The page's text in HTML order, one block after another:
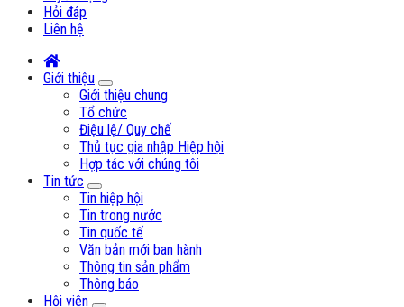
Hỏi đáp
Liên hệ
Giới thiệu
Giới thiệu chung
Tổ chức
Điệu lệ/ Quy chế
Thủ tục gia nhập Hiệp hội
Hợp tác với chúng tôi
Tin tức
Tin hiệp hội
Tin trong nước
Tin quốc tế
Văn bản mới ban hành
Thông tin sản phẩm
Thông báo
Hội viên